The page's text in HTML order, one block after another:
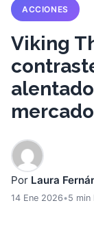
ACCIONES
Viking
mercado
Por Laura
14 Ene 2026•5 min